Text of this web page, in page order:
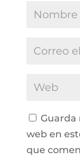
Guarda
web en
que